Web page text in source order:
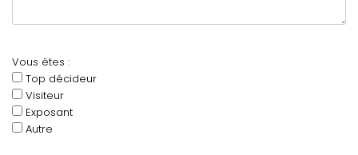
Vous êtes :
Top décideur
Visiteur
Exposant
Autre